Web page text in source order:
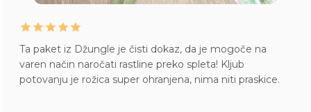
Ta paket iz Džungle je čisti dokaz, da je mogoče na
varen način naročati rastline preko spleta! Kljub
potovanju je rožica super ohranjena, nima niti praskice.